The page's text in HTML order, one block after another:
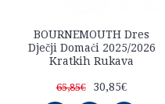
BOURNEMOUTH Dres
Dječji Domaći 2025/2026
Kratkih Rukava
65,85€ 30,85€